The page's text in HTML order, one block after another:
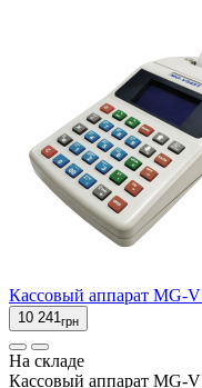
Кассовый аппарат MG-
10 241грн
На складе
Кассовый аппарат